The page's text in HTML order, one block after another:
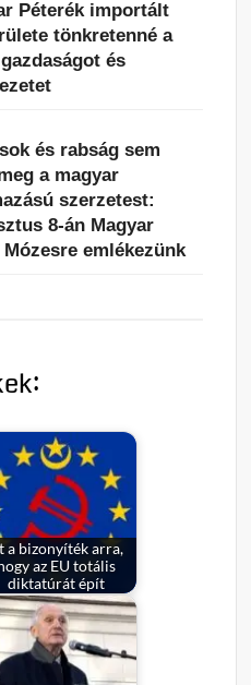
Péterék importált
tönkretenné a
és
és rabság sem
a magyar
szerzetest:
8-án Magyar
Mózesre emlékezünk
a bizonyíték arra,
az EU totális
diktatúrát épít